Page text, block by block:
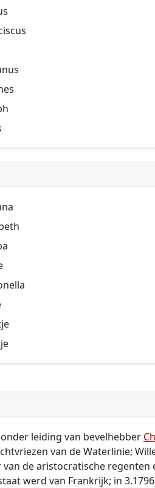
leiding van bevelhebber
van de Waterlinie;
de aristocratische
werd van Frankrijk; in